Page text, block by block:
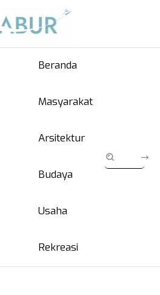
Beranda
Masyarakat
Arsitektur
Budaya
Usaha
Rekreasi